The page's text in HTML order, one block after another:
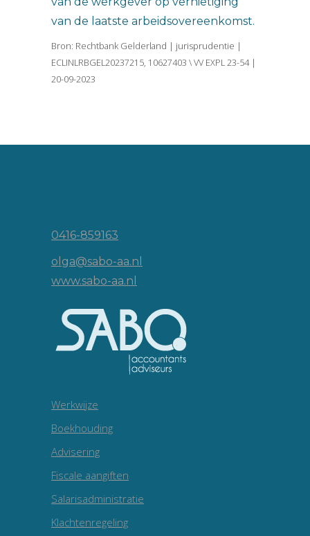
van de laatste arbeidsovereenkomst.
Bron: Rechtbank Gelderland | jurisprudentie |
ECLINLRBGEL20237215, 10627403 \ VV EXPL 23-54 |
20-09-2023
0416-859163
olga@sabo-aa.nl
www.sabo-aa.nl
Werkwijze
Boekhouding
Advisering
Fiscale aangiften
Salarisadministratie
Klachtenregeling